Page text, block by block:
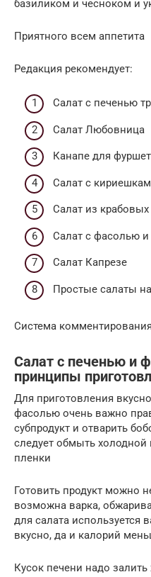
базиликом и чесноком и
Приятного всем аппетита
Редакция рекомендует:
Cалат с печенью
Салат Любовница
Канапе для
Салат с
Салат из
Салат с фасолью и
Салат Капрезе
Простые салаты
Система
Салат с печенью и
принципы
Для приготовления
фасолью очень важно
субпродукт и отварить
следует обмыть холодной
пленки
Готовить продукт можно
возможна варка,
для салата используется
вкусно, да и калорий
Кусок печени надо